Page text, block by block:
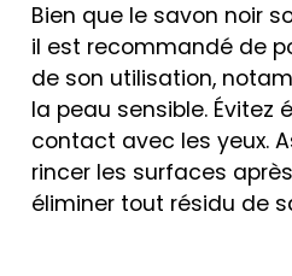
Bien que le savon noir
il est recommandé de
de son utilisation,
la peau sensible. Évitez
contact avec les yeux.
rincer les surfaces
éliminer tout résidu de